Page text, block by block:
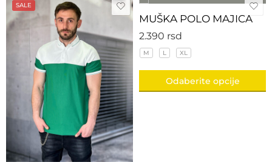
SALE
MUŠKA POLO MAJICA
2.390 rsd
M L XL
Odaberite opcije